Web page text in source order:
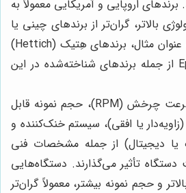
برندهای اروپایی و آمریکایی معمولاً به
بالاتر، گران‌تر از برندهای چینی یا
آسیایی هستند. به عنوان مثال، برندهای هِتیک (Hettich)
آلمان یا Eppendorf از جمله برندهای شناخته‌شده در این
سرعت چرخش (RPM)، حجم نمونه قابل
یا افقی)، سیستم خنک‌کننده و
یا دیجیتال) از جمله مشخصات فنی
تأثیر می‌گذارند. دستگاه‌هایی
و حجم نمونه بیشتر، معمولاً گران‌تر